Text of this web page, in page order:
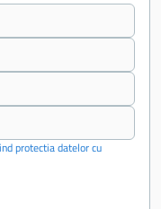
protectia datelor cu